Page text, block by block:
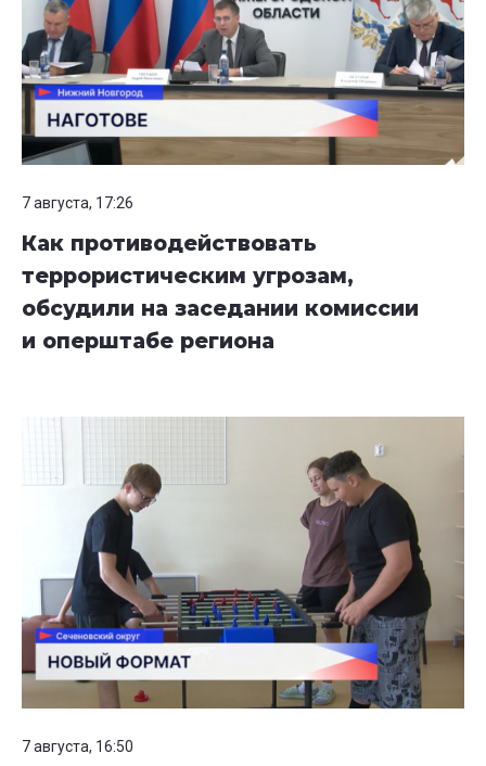
7 августа, 17:26
Как противодействовать
террористическим угрозам,
обсудили на заседании комиссии
и оперштабе региона
7 августа, 16:50